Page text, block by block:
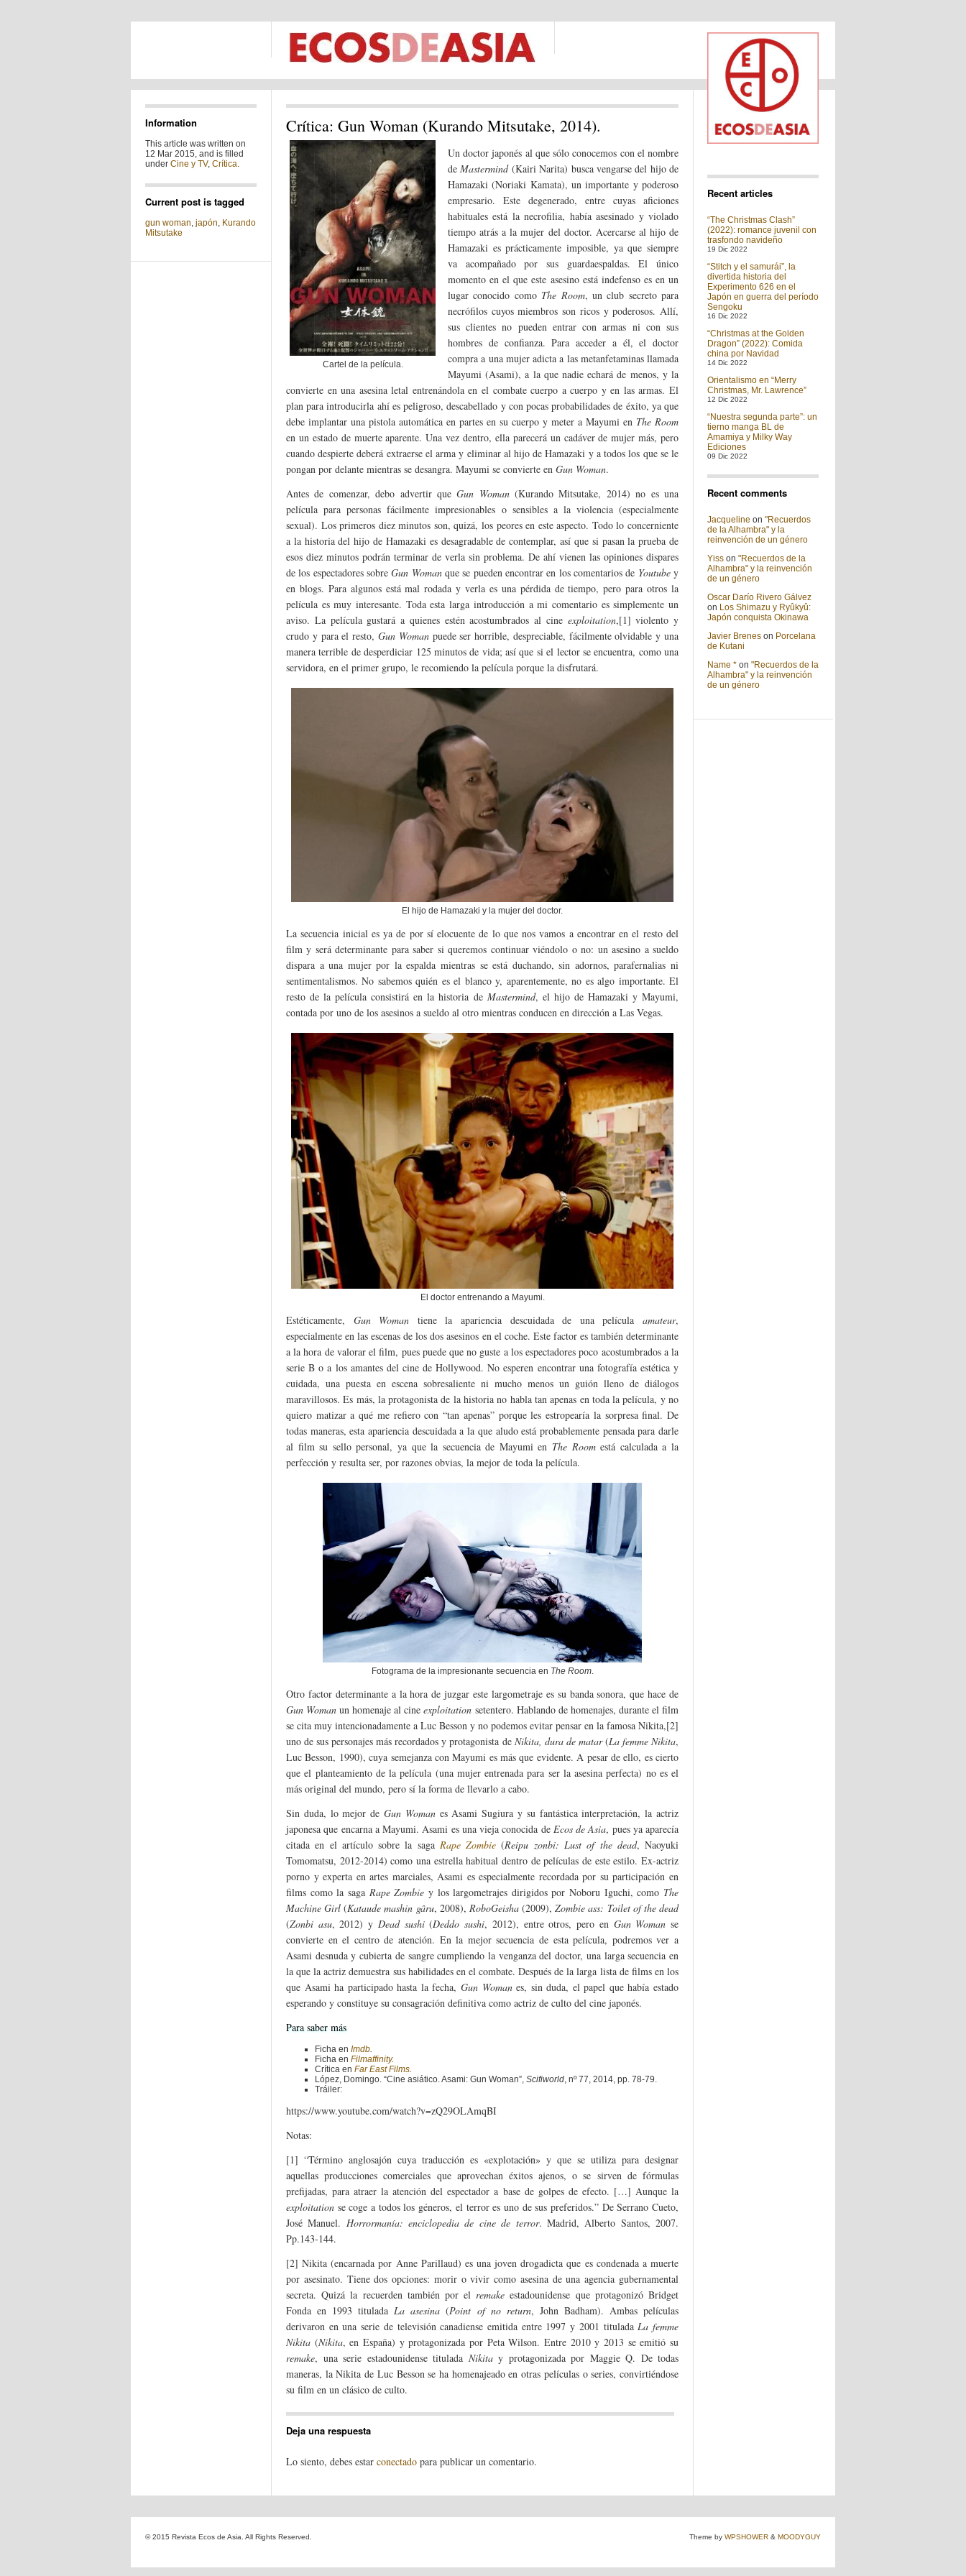
Information
This article was written on
12 Mar 2015, and is filled
under Cine y TV, Crítica.
Current post is tagged
gun woman, japón, Kurando
Mitsutake
Crítica: Gun Woman (Kurando Mitsutake, 2014).
Cartel de la película.
Un doctor japonés al que sólo conocemos con el nombre
deMastermind(Kairi Narita) busca vengarse del hijo de
Hamazaki (Noriaki Kamata), un importante y poderoso
empresario. Este degenerado, entre cuyas aficiones
habituales está la necrofilia, había asesinado y violado
tiempo atrás a la mujer del doctor. Acercarse al hijo de
Hamazaki es prácticamente imposible, ya que siempre
va acompañado por sus guardaespaldas. El único
momento en el que este asesino está indefenso es en un
lugar conocido como The Room, un club secreto para
necrófilos cuyos miembros son ricos y poderosos. Allí,
sus clientes no pueden entrar con armas ni con sus
hombres de confianza. Para acceder a él, el doctor
compra a una mujer adicta a las metanfetaminas llamada
Mayumi (Asami), a la que nadie echará de menos, y la
convierte en una asesina letal entrenándola en el combate cuerpo a cuerpo y en las armas. El
plan para introducirla ahí es peligroso, descabellado y con pocas probabilidades de éxito, ya que
debe implantar una pistola automática en partes en su cuerpo y meter a Mayumi en The Room
en un estado de muerte aparente. Una vez dentro, ella parecerá un cadáver de mujer más, pero
cuando despierte deberá extraerse el arma y eliminar al hijo de Hamazaki y a todos los que se le
pongan por delante mientras se desangra. Mayumi se convierte en Gun Woman.
Antes de comenzar, debo advertir queGun Woman(Kurando Mitsutake, 2014) no es una
película para personas fácilmente impresionables o sensibles a la violencia (especialmente
sexual). Los primeros diez minutos son, quizá, los peores en este aspecto. Todo lo concerniente
a la historia del hijo de Hamazaki es desagradable de contemplar, así que si pasan la prueba de
esos diez minutos podrán terminar de verla sin problema. De ahí vienen las opiniones dispares
de los espectadores sobreGun Womanque se pueden encontrar en los comentarios de Youtubey
en blogs. Para algunos está mal rodada y verla es una pérdida de tiempo, pero para otros la
película es muy interesante. Toda esta larga introducción a mi comentario es simplemente un
aviso. La película gustará a quienes estén acostumbrados al cine exploitation,[1] violento y
crudo y para el resto, Gun Womanpuede ser horrible, despreciable, fácilmente olvidable y una
manera terrible de desperdiciar 125 minutos de vida; así que si el lector se encuentra, como una
servidora, en el primer grupo, le recomiendo la película porque la disfrutará.
El hijo de Hamazaki y la mujer del doctor.
La secuencia inicial es ya de por sí elocuente de lo que nos vamos a encontrar en el resto del
film y será determinante para saber si queremos continuar viéndolo o no: un asesino a sueldo
dispara a una mujer por la espalda mientras se está duchando, sin adornos, parafernalias ni
sentimentalismos. No sabemos quién es el blanco y, aparentemente, no es algo importante. El
resto de la película consistirá en la historia de Mastermind, el hijo de Hamazaki y Mayumi,
contada por uno de los asesinos a sueldo al otro mientras conducen en dirección a Las Vegas.
El doctor entrenando a Mayumi.
Estéticamente, Gun Woman tiene la apariencia descuidada de una películaamateur,
especialmente en las escenas de los dos asesinos en el coche. Este factor es también determinante
a la hora de valorar el film, pues puede que no guste a los espectadores poco acostumbrados a la
serie B o a los amantes del cine de Hollywood. No esperen encontrar una fotografía estética y
cuidada, una puesta en escena sobresaliente ni mucho menos un guión lleno de diálogos
maravillosos. Es más, la protagonista de la historia no habla tan apenas en toda la película, y no
quiero matizar a qué me refiero con “tan apenas” porque les estropearía la sorpresa final. De
todas maneras, esta apariencia descuidada a la que aludo está probablemente pensada para darle
al film su sello personal, ya que la secuencia de Mayumi en The Roomestá calculada a la
perfección y resulta ser, por razones obvias, la mejor de toda la película.
Fotograma de la impresionante secuencia en The Room.
Otro factor determinante a la hora de juzgar este largometraje es su banda sonora, que hace de
Gun Woman un homenaje al cineexploitation setentero. Hablando de homenajes, durante el film
se cita muy intencionadamente a Luc Besson y no podemos evitar pensar en la famosa Nikita,[2]
uno de sus personajes más recordados y protagonista de Nikita, dura de matar(La femme Nikita,
Luc Besson, 1990), cuya semejanza con Mayumi es más que evidente. A pesar de ello, es cierto
que el planteamiento de la película (una mujer entrenada para ser la asesina perfecta) no es el
más original del mundo, pero sí la forma de llevarlo a cabo.
Sin duda, lo mejor de Gun Womanes Asami Sugiura y su fantástica interpretación, la actriz
japonesa que encarna a Mayumi. Asami es una vieja conocida de Ecos de Asia, pues ya aparecía
citada en el artículo sobre la saga Rape Zombie (Reipu zonbi: Lust of the dead, Naoyuki
Tomomatsu, 2012-2014) como una estrella habitual dentro de películas de este estilo. Ex-actriz
porno y experta en artes marciales, Asami es especialmente recordada por su participación en
films como la saga Rape Zombie y los largometrajes dirigidos por Noboru Iguchi, como The
Machine Girl (Kataude mashin gâru, 2008), RoboGeisha(2009),Zombie ass: Toilet of the dead
(Zonbi asu, 2012) y Dead sushi(Deddo sushi, 2012), entre otros, pero en Gun Woman se
convierte en el centro de atención. En la mejor secuencia de esta película, podremos ver a
Asami desnuda y cubierta de sangre cumpliendo la venganza del doctor, una larga secuencia en
la que la actriz demuestra sus habilidades en el combate. Después de la larga lista de films en los
que Asami ha participado hasta la fecha, Gun Womanes, sin duda, el papel que había estado
esperando y constituye su consagración definitiva como actriz de culto del cine japonés.
Para saber más
Ficha en Imdb.
Ficha en Filmaffinity.
Crítica en Far East Films.
López, Domingo. “Cine asiático. Asami: Gun Woman”, Scifiworld, nº 77, 2014, pp. 78-79.
Tráiler:
https://www.youtube.com/watch?v=zQ29OLAmqBI
Notas:
[1] “Término anglosajón cuya traducción es «explotación» y que se utiliza para designar
aquellas producciones comerciales que aprovechan éxitos ajenos, o se sirven de fórmulas
prefijadas, para atraer la atención del espectador a base de golpes de efecto. […] Aunque la
exploitation se coge a todos los géneros, el terror es uno de sus preferidos.” De Serrano Cueto,
José Manuel. Horrormanía: enciclopedia de cine de terror. Madrid, Alberto Santos, 2007.
Pp.143-144.
[2] Nikita (encarnada por Anne Parillaud) es una joven drogadicta que es condenada a muerte
por asesinato. Tiene dos opciones: morir o vivir como asesina de una agencia gubernamental
secreta. Quizá la recuerden también por elremake estadounidense que protagonizó Bridget
Fonda en 1993 tituladaLa asesina (Point of no return, John Badham). Ambas películas
derivaron en una serie de televisión canadiense emitida entre 1997 y 2001 tituladaLa femme
Nikita (Nikita, en España) y protagonizada por Peta Wilson. Entre 2010 y 2013 se emitió su
remake, una serie estadounidense titulada Nikitay protagonizada por Maggie Q. De todas
maneras, la Nikita de Luc Besson se ha homenajeado en otras películas o series, convirtiéndose
su film en un clásico de culto.
Deja una respuesta
Lo siento, debes estar conectado para publicar un comentario.
Recent articles
“The Christmas Clash”
(2022): romance juvenil con
trasfondo navideño
19 Dic 2022
“Stitch y el samurái”, la
divertida historia del
Experimento 626 en el
Japón en guerra del período
Sengoku
16 Dic 2022
“Christmas at the Golden
Dragon” (2022): Comida
china por Navidad
14 Dic 2022
Orientalismo en “Merry
Christmas, Mr. Lawrence”
12 Dic 2022
“Nuestra segunda parte”: un
tierno manga BL de
Amamiya y Milky Way
Ediciones
09 Dic 2022
Recent comments
Jacqueline on "Recuerdos
de la Alhambra" y la
reinvención de un género
Yiss on "Recuerdos de la
Alhambra" y la reinvención
de un género
Oscar Darío Rivero Gálvez
on Los Shimazu y Ryûkyû:
Japón conquista Okinawa
Javier Brenes on Porcelana
de Kutani
Name * on "Recuerdos de la
Alhambra" y la reinvención
de un género
© 2015 Revista Ecos de Asia. All Rights Reserved. Theme by WPSHOWER & MOODYGUY